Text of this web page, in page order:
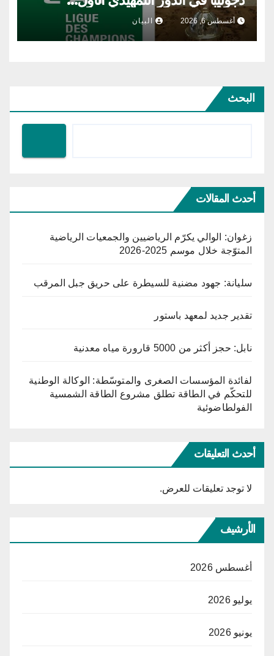
أغسطس 6, 2026 البيان
البحث
أحدث المقالات
زغوان: الوالي يكرّم الرياضيين والجمعيات الرياضية
المتوّجة خلال موسم 2025-2026
سليانة: جهود مضنية للسيطرة على حريق جبل المرقب
تقدير جديد لمعهد باستور
نابل: حجز أكثر من 5000 قارورة مياه معدنية
لفائدة المؤسسات الصغرى والمتوسّطة: الوكالة الوطنية
للتحكّم في الطاقة تطلق مشروع الطاقة الشمسية
الفولطاضوئية
أحدث التعليقات
لا توجد تعليقات للعرض.
الأرشيف
أغسطس 2026
يوليو 2026
يونيو 2026